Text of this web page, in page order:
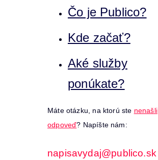
Čo je Publico?
Kde začať?
Aké služby
ponúkate?
Máte otázku, na ktorú ste nenašli
odpoveď? Napíšte nám:
napisavydaj@publico.sk